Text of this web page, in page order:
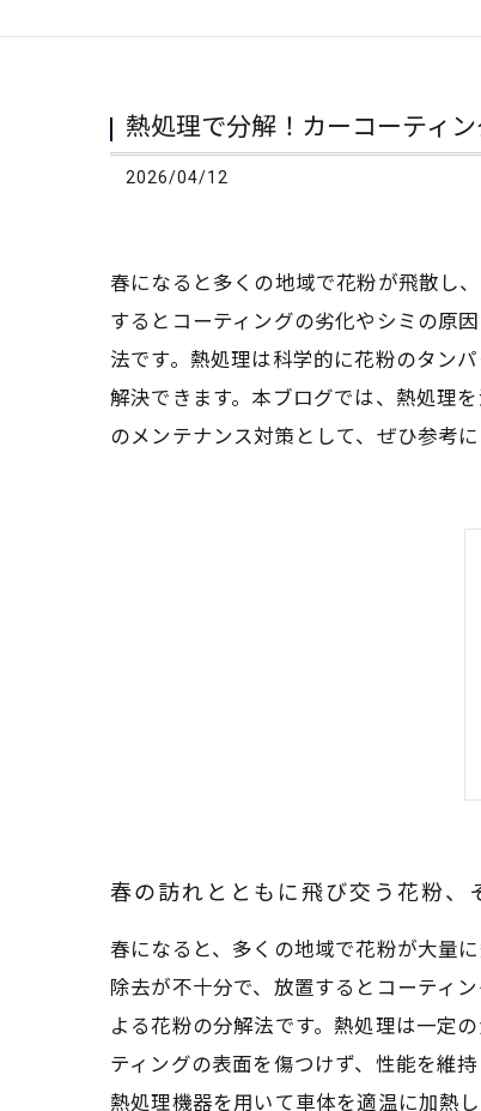
熱処理で分解！カーコーティ
2026/04/12
春になると多くの地域で花粉が飛散し
するとコーティングの劣化やシミの原
法です。熱処理は科学的に花粉のタン
解決できます。本ブログでは、熱処理
のメンテナンス対策として、ぜひ参考に
春の訪れとともに飛び交う花粉、
春になると、多くの地域で花粉が大量
除去が不十分で、放置するとコーティ
よる花粉の分解法です。熱処理は一定
ティングの表面を傷つけず、性能を維
熱処理機器を用いて車体を適温に加熱